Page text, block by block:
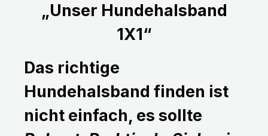
„Unser Hundehalsband
1X1“
Das richtige
Hundehalsband finden ist
nicht einfach, es sollte